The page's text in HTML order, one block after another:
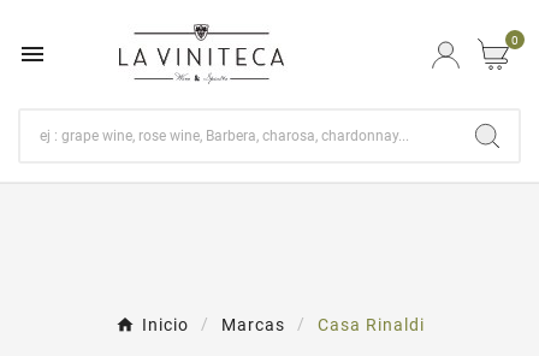
 0
Inicio Marcas Casa Rinaldi